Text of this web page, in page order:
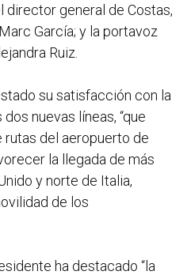
director general de Costas,
García; y la portavoz
Ruiz.
su satisfacción con la
nuevas líneas, “que
del aeropuerto de
la llegada de más
y norte de Italia,
de los
ha destacado “la